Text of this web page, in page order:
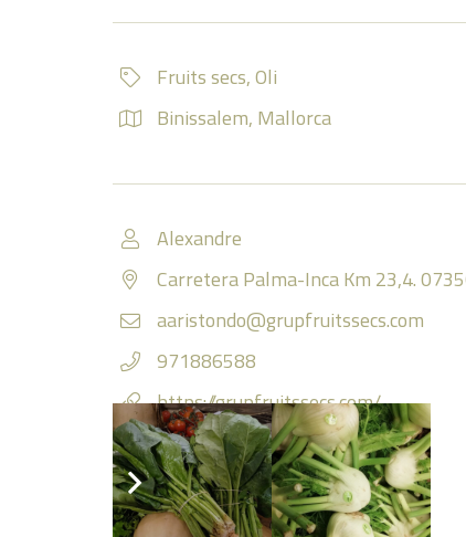
Fruits secs,Oli
Binissalem, Mallorca
Alexandre
Carretera Palma-Inca Km 23,4.
aaristondo@grupfruitssecs.com
971886588
https://grupfruitssecs.com/
Facebook
Instagram